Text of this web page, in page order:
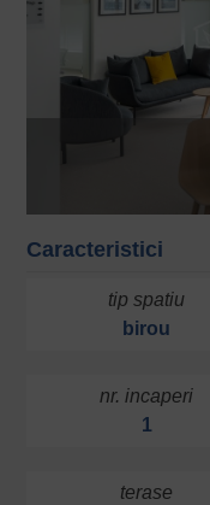
Caracteristici
tip spatiu
birou
nr. incaperi
1
terase